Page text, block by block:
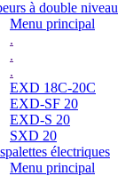
à double niveau
Menu principal
.
.
.
EXD 18C-20C
EXD-SF 20
EXD-S 20
SXD 20
électriques
Menu principal